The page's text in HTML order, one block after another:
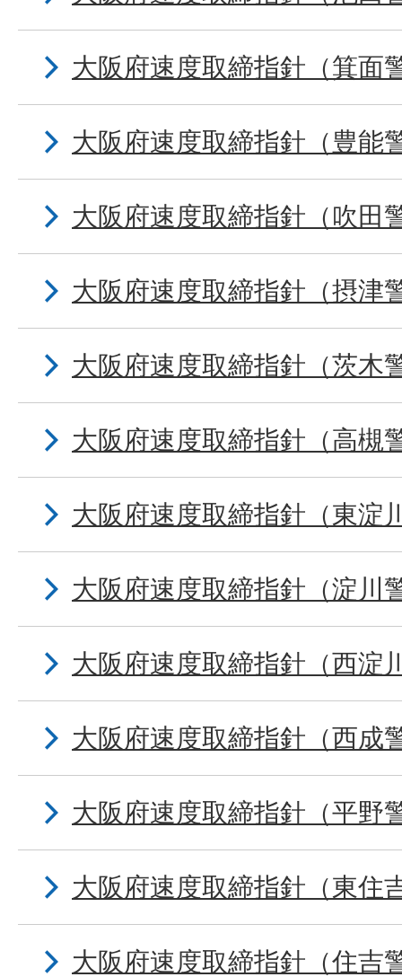
大阪府速度取締指針（箕面
大阪府速度取締指針（豊能
大阪府速度取締指針（吹田
大阪府速度取締指針（摂津
大阪府速度取締指針（茨木
大阪府速度取締指針（高槻
大阪府速度取締指針（東淀
大阪府速度取締指針（淀川
大阪府速度取締指針（西淀
大阪府速度取締指針（西成
大阪府速度取締指針（平野
大阪府速度取締指針（東住
大阪府速度取締指針（住吉